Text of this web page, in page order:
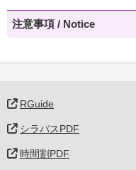
注意事項 / Notice
RGuide
シラバスPDF
時間割PDF